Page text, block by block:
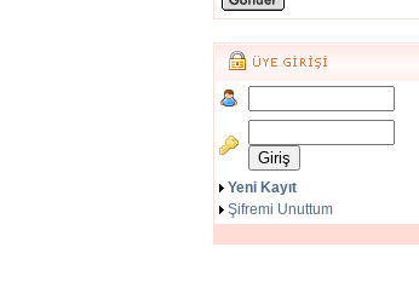
Yeni Kayıt
Şifremi Unuttum